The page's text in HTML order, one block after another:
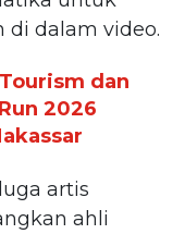
di dalam video.
dan
2026
artis
ahli